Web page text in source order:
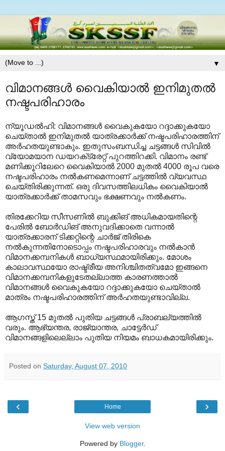
▼
വിമാനങ്ങള്‍ വൈകിയാല്‍ ഇനിമുതല്‍
നഷ്ടപരിഹാരം
ന്യൂഡല്‍ഹി: വിമാനങ്ങള്‍ വൈകുകയോ റദ്ദാക്കുകയോ
ചെയ്താല്‍ ഇനിമുതല്‍ യാത്രക്കാര്‍ക്ക് നഷ്ടപരിഹാരത്തിന്
അര്‍ഹതയുണ്ടാകും. ഇതുസംബന്ധിച്ച ചട്ടങ്ങള്‍ സിവില്‍
വ്യോമയാന ഡയറക്‌ട്രേറ്റ് പുറത്തിറക്കി. വിമാനം രണ്ട്
മണിക്കൂറിലേറെ വൈകിയാല്‍ 2000 മുതല്‍ 4000 രൂപ വരെ
നഷ്ടപരിഹാരം നല്‍കണമെന്നാണ് ചട്ടത്തില്‍ വ്യവസ്ഥ
ചെയ്തിരിക്കുന്നത്. ഒരു ദിവസത്തിലധികം വൈകിയാല്‍
യാത്രക്കാര്‍ക്ക് താമസവും ഭക്ഷണവും നല്‍കണം.
തിരക്കേറിയ സീസണില്‍ ബുക്കിങ് അധികമായതിന്റെ
പേരില്‍ ബോര്‍ഡിങ് അനുവദിക്കാതെ വന്നാല്‍
യാത്രക്കാരന് ടിക്കറ്റിന്റെ ചാര്‍ജ് തിരികെ
നല്‍കുന്നതിനോടൊപ്പം നഷ്ടപരിഹാരവും നല്‍കാന്‍
വിമാനക്കമ്പനികള്‍ ബാധ്യസ്ഥമായിരിക്കും. മോശം
കാലാവസ്ഥയോ രാഷ്ട്രീയ അനിശ്ചിതത്വമോ ഇങ്ങനെ
വിമാനക്കമ്പനികളുടേതല്ലാത്ത കാരണത്താല്‍
വിമാനങ്ങള്‍ വൈകുകയോ റദ്ദാക്കുകയോ ചെയ്താല്‍
മാത്രം നഷ്ടപരിഹാരത്തിന് അര്‍ഹതയുണ്ടാവില്ല.
ആഗസ്ത് 15 മുതല്‍ പുതിയ ചട്ടങ്ങള്‍ പ്രാബല്യത്തില്‍
വരും. ആഭ്യന്തര, രാജ്യാന്തര, ചാട്ടേര്‍ഡ്
വിമാനങ്ങളിലെല്ലാം പുതിയ നിയമം ബാധകമായിരിക്കും.
Posted on Saturday, August 07, 2010
‹ ›
Home
View web version
Powered by Blogger.